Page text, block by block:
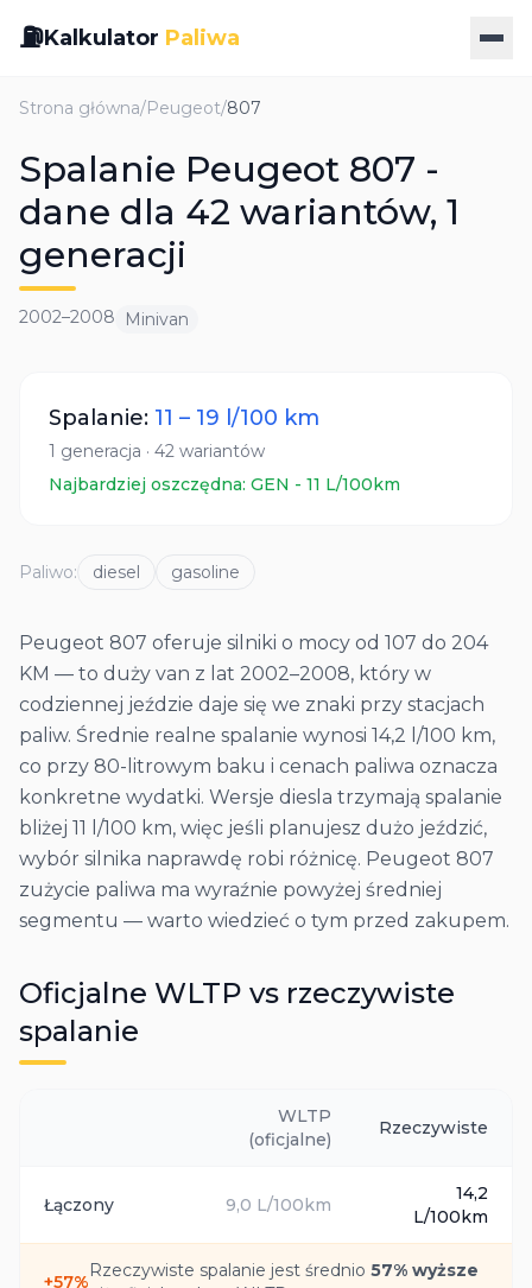
⛽Kalkulator Paliwa
Strona główna/Peugeot/807
Spalanie Peugeot 807 -
dane dla 42 wariantów, 1
generacji
2002–2008 Minivan
Spalanie: 11 – 19 l/100 km
1 generacja · 42 wariantów
Najbardziej oszczędna: GEN - 11 L/100km
Paliwo: diesel gasoline
Peugeot 807 oferuje silniki o mocy od 107 do 204
KM — to duży van z lat 2002–2008, który w
codziennej jeździe daje się we znaki przy stacjach
paliw. Średnie realne spalanie wynosi 14,2 l/100 km,
co przy 80-litrowym baku i cenach paliwa oznacza
konkretne wydatki. Wersje diesla trzymają spalanie
bliżej 11 l/100 km, więc jeśli planujesz dużo jeździć,
wybór silnika naprawdę robi różnicę. Peugeot 807
zużycie paliwa ma wyraźnie powyżej średniej
segmentu — warto wiedzieć o tym przed zakupem.
Oficjalne WLTP vs rzeczywiste
spalanie
WLTP
(oficjalne)
Rzeczywiste
Łączony 9,0 L/100km
14,2
L/100km
+57%
Rzeczywiste spalanie jest średnio 57% wyższe